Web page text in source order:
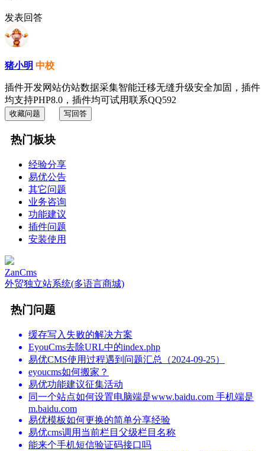
发表回答
猪小明 中校
插件开发网站仿站数据采集智能迁移无缝升级安全加固，插件
均支持PHP8.0，插件均可试用联系QQ592
收藏问题 写回答
热门板块
经验分享
易优公告
其它问题
业务咨询
功能建议
插件问题
安装使用
ZanCms
外贸独立站系统(多语言商城)
热门问题
缓存写入失败的解决方案
EyouCms去除URL中的index.php
易优CMS使用过程遇到问题汇总（2024-09-25）
eyoucms如何搬家？
易优功能建议征集活动
同一个站点如何设置电脑端是www.baidu.com 手机端是
m.baidu.com
易优模板如何更换的简单分享经验
易优cms调用当前栏目父级栏目名称
能来个手机短信验证码接口吗